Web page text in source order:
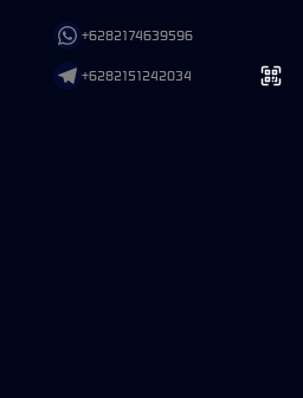
+6282174639596
+6282151242034